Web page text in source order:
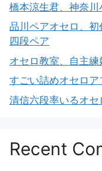
橋本涼生君、神奈川
品川ペアオセロ、
四段ペア
オセロ教室、自主練
すごい詰めオセロ
清信六段率いるオセ
Recent